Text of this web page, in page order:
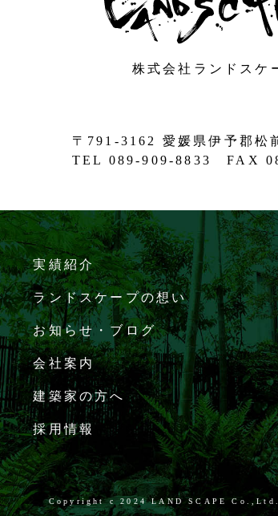
〒791-3162 愛媛県伊予郡松
TEL 089-909-8833 FAX
株式会社ランドスケ
実績紹介
ランドスケープの想い
お知らせ・ブログ
会社案内
建築家の方へ
採用情報
Copyright c 2024 LAND SCAPE